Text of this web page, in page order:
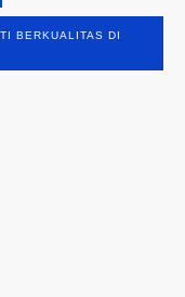
BERKUALITAS DI